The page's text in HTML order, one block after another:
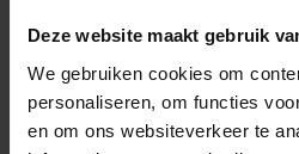
Deze website maakt gebruik
We gebruiken cookies om
personaliseren, om functies
en om ons websiteverkeer te